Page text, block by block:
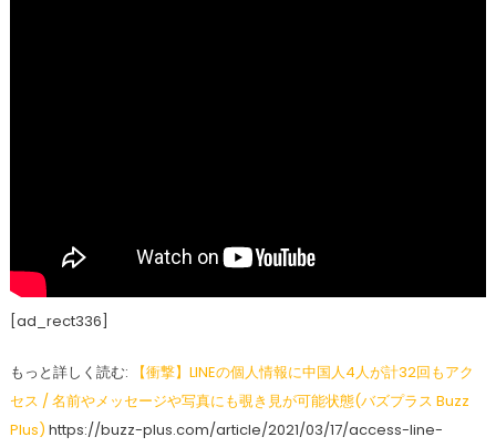
[ad_rect336]
もっと詳しく読む:
【衝撃】LINEの個人情報に中国人4人が計32回もアク
セス / 名前やメッセージや写真にも覗き見が可能状態(バズプラス Buzz
Plus) https://buzz-plus.com/article/2021/03/17/access-line-